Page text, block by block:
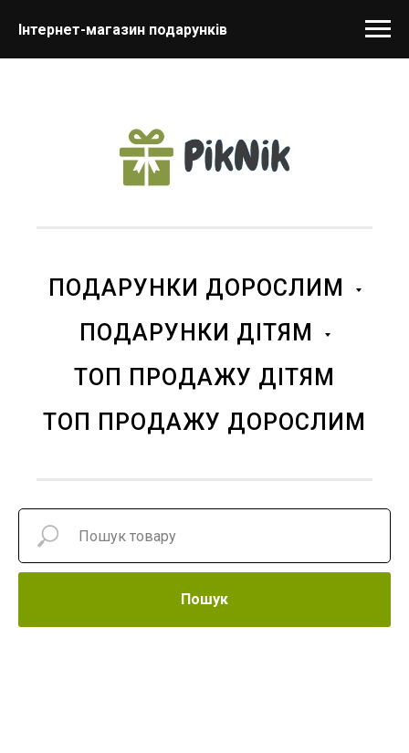
Інтернет-магазин подарунків
ПОДАРУНКИ ДОРОСЛИМ
ПОДАРУНКИ ДІТЯМ
ТОП ПРОДАЖУ ДІТЯМ
ТОП ПРОДАЖУ ДОРОСЛИМ
Пошук